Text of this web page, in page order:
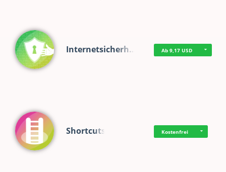
Internetsicherh… Ab 9,17 USD
Shortcuts Kostenfrei